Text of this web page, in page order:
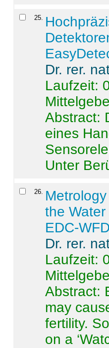
25.
Dr. rer.
Laufzeit:
Abstract:
eines
Unter
26.
the
EDC-WFD
Dr. rer.
Laufzeit:
Abstract:
may
fertility.
on a